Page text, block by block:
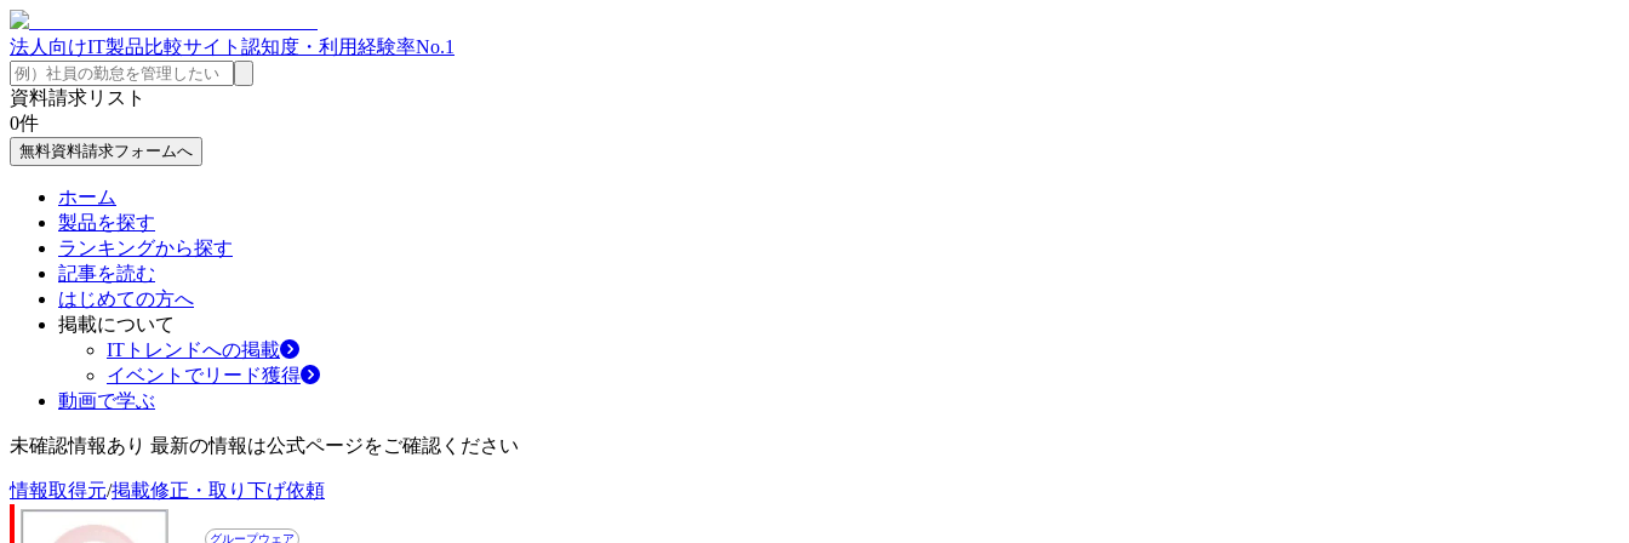
法人向けIT製品比較サイト 認知度・利用経験率No.1
資料請求リスト
0件
無料資料請求フォームへ
ホーム
製品を探す
ランキングから探す
記事を読む
はじめての方へ
掲載について
ITトレンドへの掲載
イベントでリード獲得
動画で学ぶ
未確認情報あり 最新の情報は公式ページをご確認ください
情報取得元/掲載修正・取り下げ依頼
グループウェア